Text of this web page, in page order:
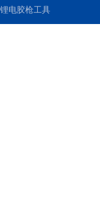
锂电胶枪工具